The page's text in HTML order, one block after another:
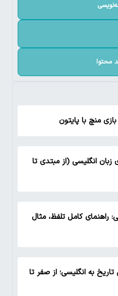
محتوا
منچ با پایتون
انگلیسی (از مبتدی تا
راهنمای کامل تلفظ، مثال
به انگلیسی؛ از صفر تا